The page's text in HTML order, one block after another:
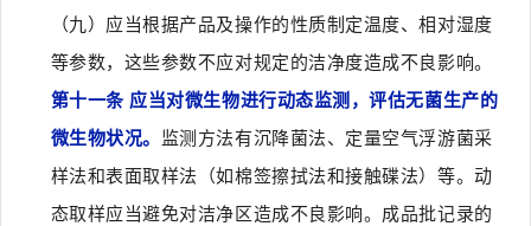
（九）应当根据产品及操作的性质制定温度、相对湿度
等参数，这些参数不应对规定的洁净度造成不良影响。
第十一条 应当对微生物进行动态监测，评估无菌生产的
微生物状况。 监测方法有沉降菌法、定量空气浮游菌采
样法和表面取样法（如棉签擦拭法和接触碟法）等。动
态取样应当避免对洁净区造成不良影响。成品批记录的